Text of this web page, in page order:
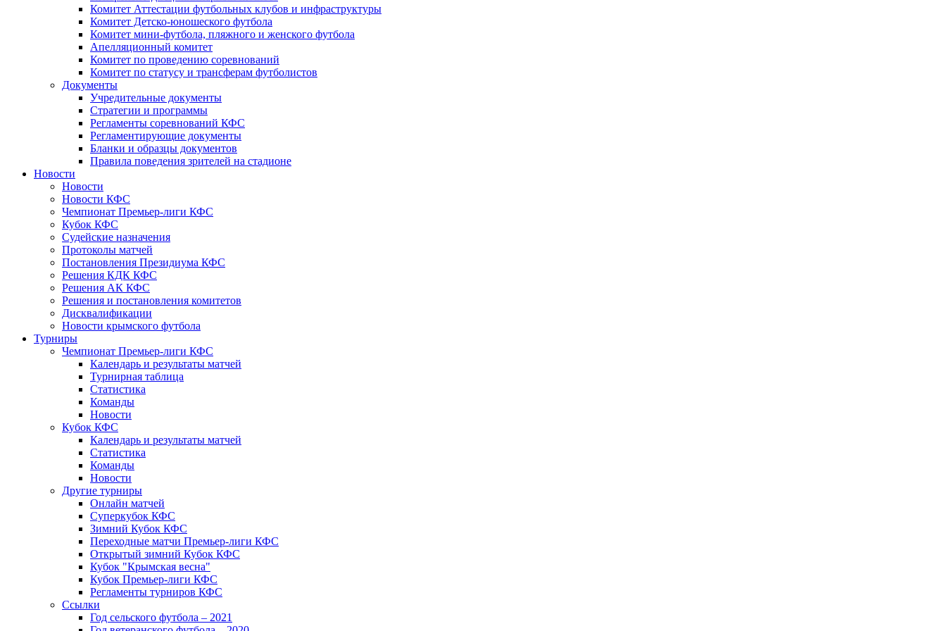
Комитет Аттестации футбольных клубов и инфраструктуры
Комитет Детско-юношеского футбола
Комитет мини-футбола, пляжного и женского футбола
Апелляционный комитет
Комитет по проведению соревнований
Комитет по статусу и трансферам футболистов
Документы
Учредительные документы
Стратегии и программы
Регламенты соревнований КФС
Регламентирующие документы
Бланки и образцы документов
Правила поведения зрителей на стадионе
Новости
Новости
Новости КФС
Чемпионат Премьер-лиги КФС
Кубок КФС
Судейские назначения
Протоколы матчей
Постановления Президиума КФС
Решения КДК КФС
Решения АК КФС
Решения и постановления комитетов
Дисквалификации
Новости крымского футбола
Турниры
Чемпионат Премьер-лиги КФС
Календарь и результаты матчей
Турнирная таблица
Статистика
Команды
Новости
Кубок КФС
Календарь и результаты матчей
Статистика
Команды
Новости
Другие турниры
Онлайн матчей
Суперкубок КФС
Зимний Кубок КФС
Переходные матчи Премьер-лиги КФС
Открытый зимний Кубок КФС
Кубок "Крымская весна"
Кубок Премьер-лиги КФС
Регламенты турниров КФС
Ссылки
Год сельского футбола – 2021